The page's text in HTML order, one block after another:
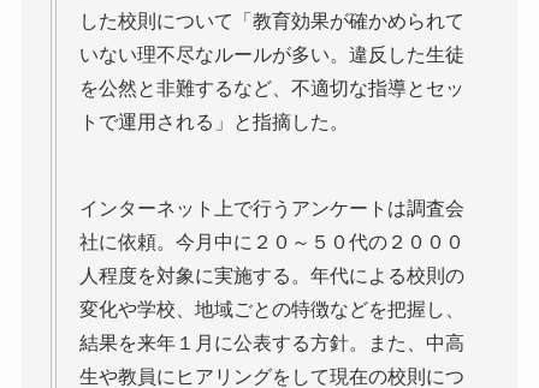
した校則について「教育効果が確かめられて
いない理不尽なルールが多い。違反した生徒
を公然と非難するなど、不適切な指導とセッ
トで運用される」と指摘した。
インターネット上で行うアンケートは調査会
社に依頼。今月中に２０～５０代の２０００
人程度を対象に実施する。年代による校則の
変化や学校、地域ごとの特徴などを把握し、
結果を来年１月に公表する方針。また、中高
生や教員にヒアリングをして現在の校則につ